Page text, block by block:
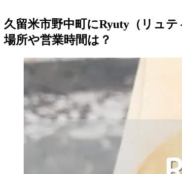
久留米市野中町にRyuty（リュテ
場所や営業時間は？